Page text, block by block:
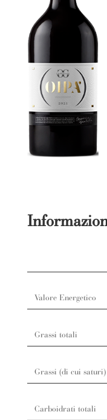
Valore Energetico
Grassi totali
Grassi (di cui saturi)
Carboidrati totali